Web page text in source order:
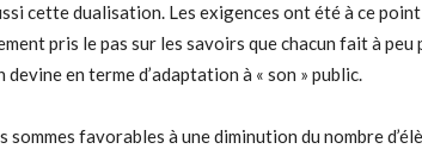
cette dualisation. Les exigences ont été à ce
pris le pas sur les savoirs que chacun fait à peu
devine en terme d’adaptation à « son » public.
sommes favorables à une diminution du nombre